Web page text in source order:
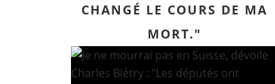
CHANGÉ LE COURS DE MA
MORT."